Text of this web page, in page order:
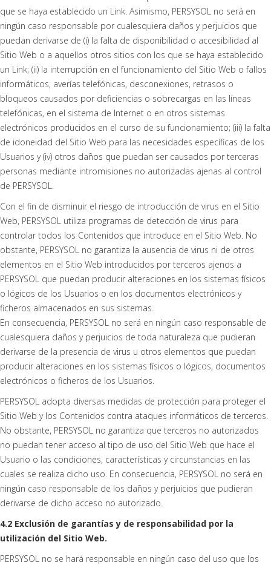
que se haya establecido un Link. Asimismo, PERSYSOL no será en
ningún caso responsable por cualesquiera daños y perjuicios que
puedan derivarse de (i) la falta de disponibilidad o accesibilidad al
Sitio Web o a aquellos otros sitios con los que se haya establecido
un Link; (ii) la interrupción en el funcionamiento del Sitio Web o fallos
informáticos, averías telefónicas, desconexiones, retrasos o
bloqueos causados por deficiencias o sobrecargas en las líneas
telefónicas, en el sistema de Internet o en otros sistemas
electrónicos producidos en el curso de su funcionamiento; (iii) la falta
de idoneidad del Sitio Web para las necesidades específicas de los
Usuarios y (iv) otros daños que puedan ser causados por terceras
personas mediante intromisiones no autorizadas ajenas al control
de PERSYSOL.
Con el fin de disminuir el riesgo de introducción de virus en el Sitio
Web, PERSYSOL utiliza programas de detección de virus para
controlar todos los Contenidos que introduce en el Sitio Web. No
obstante, PERSYSOL no garantiza la ausencia de virus ni de otros
elementos en el Sitio Web introducidos por terceros ajenos a
PERSYSOL que puedan producir alteraciones en los sistemas físicos
o lógicos de los Usuarios o en los documentos electrónicos y
ficheros almacenados en sus sistemas.
En consecuencia, PERSYSOL no será en ningún caso responsable de
cualesquiera daños y perjuicios de toda naturaleza que pudieran
derivarse de la presencia de virus u otros elementos que puedan
producir alteraciones en los sistemas físicos o lógicos, documentos
electrónicos o ficheros de los Usuarios.
PERSYSOL adopta diversas medidas de protección para proteger el
Sitio Web y los Contenidos contra ataques informáticos de terceros.
No obstante, PERSYSOL no garantiza que terceros no autorizados
no puedan tener acceso al tipo de uso del Sitio Web que hace el
Usuario o las condiciones, características y circunstancias en las
cuales se realiza dicho uso. En consecuencia, PERSYSOL no será en
ningún caso responsable de los daños y perjuicios que pudieran
derivarse de dicho acceso no autorizado.
4.2 Exclusión de garantías y de responsabilidad por la
utilización del Sitio Web.
PERSYSOL no se hará responsable en ningún caso del uso que los